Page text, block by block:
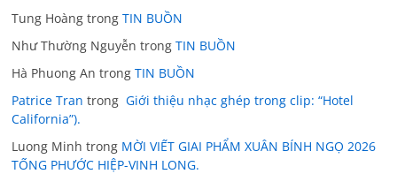
Tung Hoàng trongTIN BUỒN
Như Thường Nguyễn trongTIN BUỒN
Hà Phuong An trongTIN BUỒN
Patrice Tran trong Giới thiệu nhạc ghép trong clip: “Hotel
California”).
Luong Minh trong MỜI VIẾT GIAI PHẨM XUÂN BÍNH NGỌ 2026
TỐNG PHƯỚC HIỆP-VINH LONG.